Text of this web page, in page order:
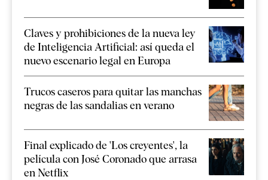
Claves y prohibiciones de la nueva ley
de Inteligencia Artificial: así queda el
nuevo escenario legal en Europa
Trucos caseros para quitar las manchas
negras de las sandalias en verano
Final explicado de 'Los creyentes', la
película con José Coronado que arrasa
en Netflix